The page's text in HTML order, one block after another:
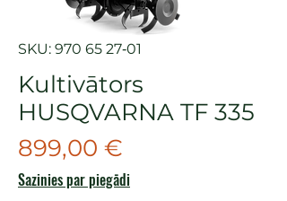
SKU: 970 65 27‑01
Kultivātors
HUSQVARNA TF 335
899,00 €
Sazinies par piegādi